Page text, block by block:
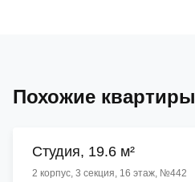
Похожие квартиры
Cтудия, 19.6 м²
2 корпус, 3 секция, 16 этаж, №442